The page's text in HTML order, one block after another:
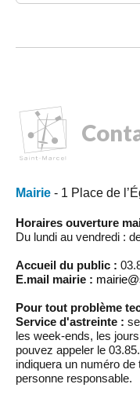
Mairie - 1 Place de
Horaires ouverture
Du lundi au vendredi :
Accueil du public :
E.mail mairie :
Pour tout problème
Service d'astreinte :
les week-ends, les
pouvez appeler le
indiquera un numéro
personne responsable.